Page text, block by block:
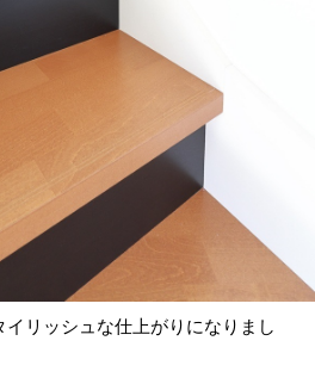
リッシュな仕上がりになりまし